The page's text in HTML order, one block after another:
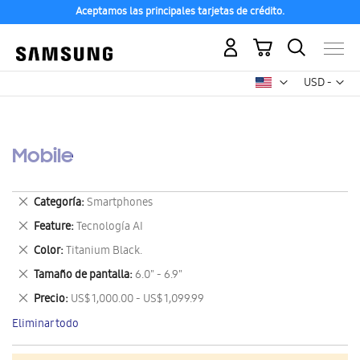
Aceptamos las principales tarjetas de crédito.
USD -
dólar
Mi carrito
Mobile
Categoría Smartphones
Eliminar
este
artículo
Feature Tecnología AI
Eliminar
este
artículo
Color Titanium Black.
Eliminar
este
artículo
Tamaño de pantalla 6.0" - 6.9"
Eliminar
este
artículo
Precio US$ 1,000.00 - US$ 1,099.99
Eliminar
este
artículo
Eliminar todo